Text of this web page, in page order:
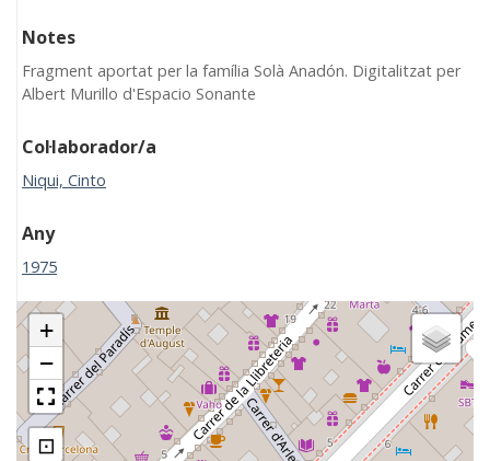
Notes
Fragment aportat per la família Solà Anadón. Digitalitzat per
Albert Murillo d'Espacio Sonante
Col·laborador/a
Niqui, Cinto
Any
1975
+
−
⊡